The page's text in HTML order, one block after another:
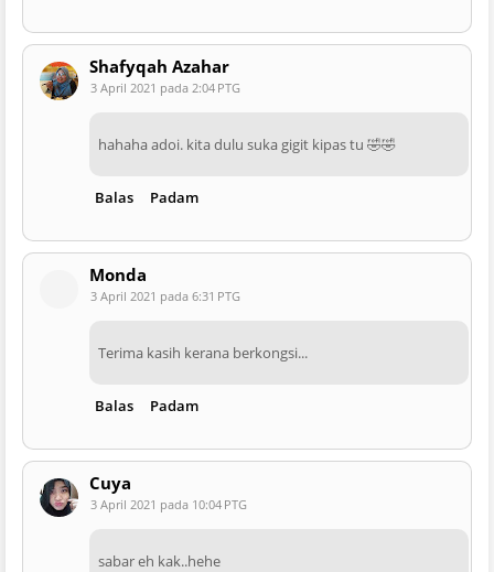
Shafyqah Azahar
3 April 2021 pada 2:04 PTG
hahaha adoi. kita dulu suka gigit kipas tu 🤣🤣
Balas Padam
Monda
3 April 2021 pada 6:31 PTG
Terima kasih kerana berkongsi...
Balas Padam
Cuya
3 April 2021 pada 10:04 PTG
sabar eh kak..hehe